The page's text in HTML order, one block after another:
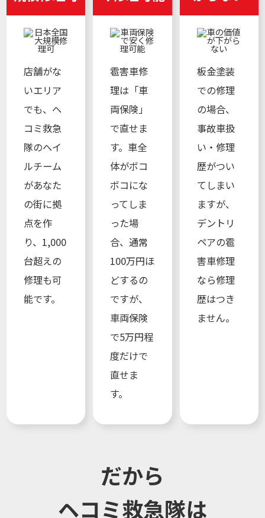
店舗がな
いエリア
でも、ヘ
コミ救急
隊のへイ
ルチーム
があなた
の街に拠
点を作
り、1,000
台超えの
修理も可
能です。
雹害車修
理は「車
両保険」
で直せま
す。車全
体がボコ
ボコにな
ってしま
った場
合、通常
100万円ほ
どするの
ですが、
車両保険
で5万円程
度だけで
直せま
す。
板金塗装
での修理
の場合、
事故車扱
い・修理
歴がつい
てしまい
ますが、
デントリ
ペアの雹
害車修理
なら修理
歴はつき
ません。
だから
ヘコミ救急隊は